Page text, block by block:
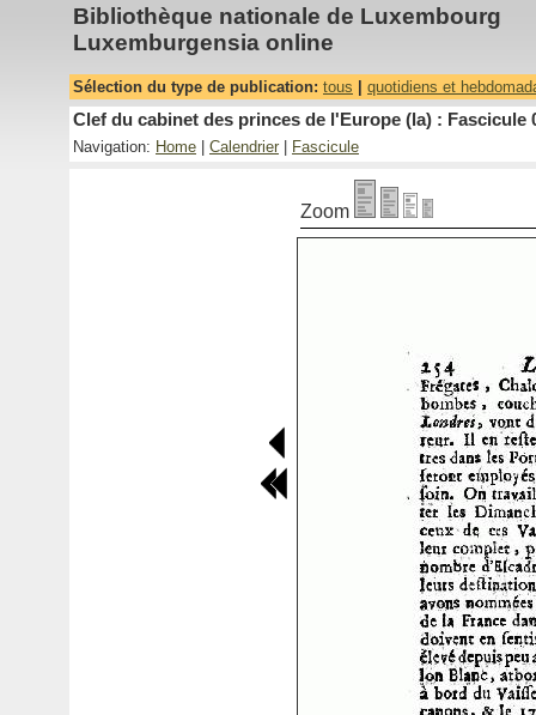
Bibliothèque nationale de Luxembourg
Luxemburgensia online
Sélection du type de publication: tous quotidiens et
Clef du cabinet des princes de l'Europe (la) : Fascicule
Navigation: Home Calendrier Fascicule
Zoom